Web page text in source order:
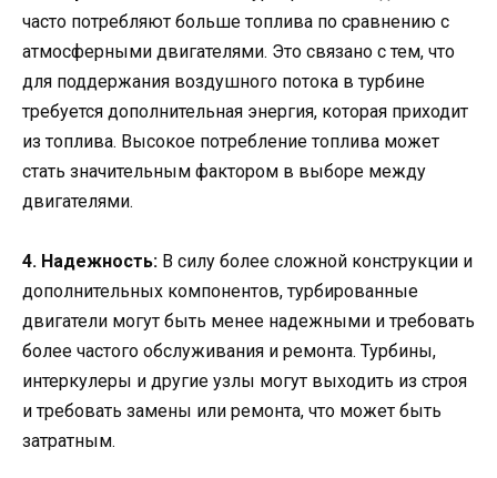
часто потребляют больше топлива по сравнению с
атмосферными двигателями. Это связано с тем, что
для поддержания воздушного потока в турбине
требуется дополнительная энергия, которая приходит
из топлива. Высокое потребление топлива может
стать значительным фактором в выборе между
двигателями.
4. Надежность: В силу более сложной конструкции и
дополнительных компонентов, турбированные
двигатели могут быть менее надежными и требовать
более частого обслуживания и ремонта. Турбины,
интеркулеры и другие узлы могут выходить из строя
и требовать замены или ремонта, что может быть
затратным.